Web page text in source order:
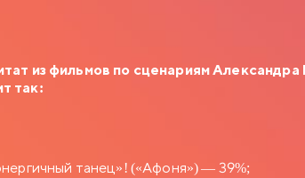
из фильмов по сценариям
так:
танец»! («Афоня») — 39%;